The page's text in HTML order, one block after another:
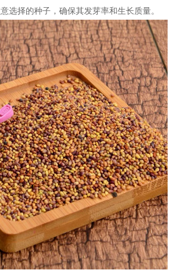
选择的种子，确保其发芽率和生长质量。